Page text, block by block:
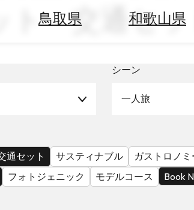
鳥取県 和歌山県
ト・交通セ
シーン
一人旅
通セット サスティナブル ガストロノミ
フォトジェニック モデルコース Book